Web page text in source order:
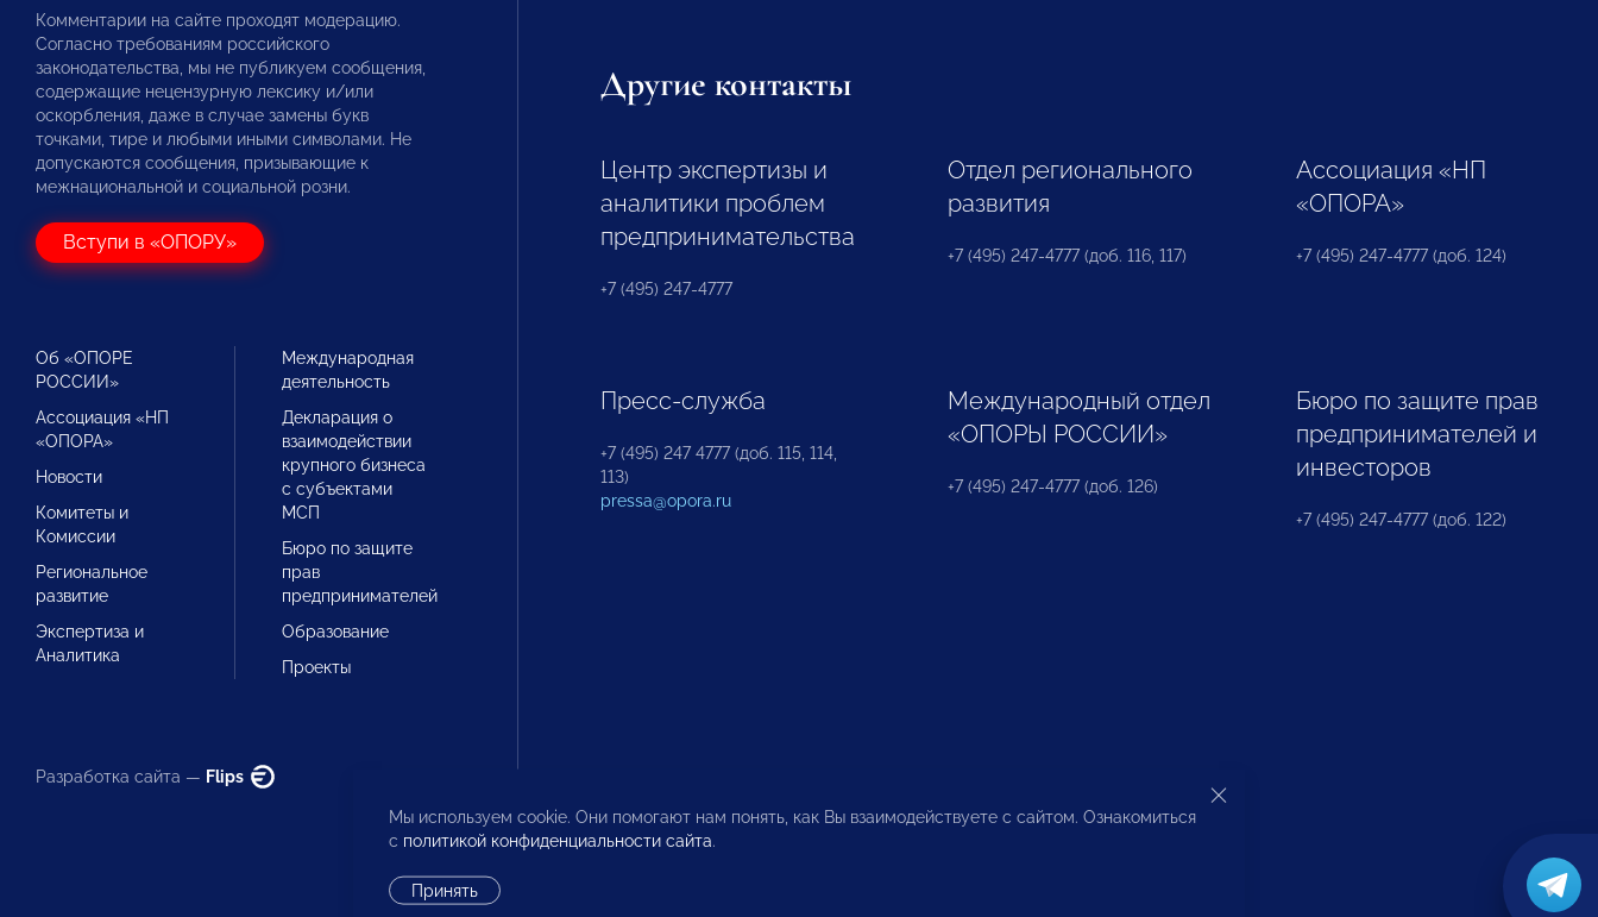
Комментарии на сайте проходят модерацию.
Согласно требованиям российского
законодательства, мы не публикуем сообщения,
содержащие нецензурную лексику и/или
оскорбления, даже в случае замены букв
точками, тире и любыми иными символами. Не
допускаются сообщения, призывающие к
межнациональной и социальной розни.
Вступи в «ОПОРУ»
Об «ОПОРЕ
РОССИИ»
Ассоциация «НП
«ОПОРА»
Новости
Комитеты и
Комиссии
Региональное
развитие
Экспертиза и
Аналитика
Международная
деятельность
Декларация о
взаимодействии
крупного бизнеса
с субъектами
МСП
Бюро по защите
прав
предпринимателей
Образование
Проекты
Разработка сайта — Flips
Другие контакты
Центр экспертизы и
аналитики проблем
предпринимательства
+7 (495) 247-4777
Отдел регионального
развития
+7 (495) 247-4777 (доб. 116, 117)
Ассоциация «НП
«ОПОРА»
+7 (495) 247-4777 (доб. 124)
Пресс-служба
+7 (495) 247 4777 (доб. 115, 114,
113)
pressa@opora.ru
Международный отдел
«ОПОРЫ РОССИИ»
+7 (495) 247-4777 (доб. 126)
Бюро по защите прав
предпринимателей и
инвесторов
+7 (495) 247-4777 (доб. 122)
Мы используем cookie. Они помогают нам понять, как Вы взаимодействуете с сайтом. Ознакомиться
с политикой конфиденциальности сайта.
Принять